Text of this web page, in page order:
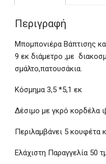
ποσότητα
Περιγραφή
Μπομπονιέρα Βάπτισης
9 εκ διάμετρο ,με
σμάλτο,πατουσάκια.
Κόσμημα 3,5 *5,1 εκ
Δέσιμο με γκρό κορδέλα
Περιλαμβάνει 5 κουφέτα
Ελάχιστη Παραγγελία 50